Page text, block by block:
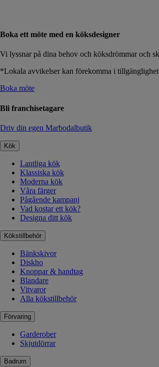
Boka ett möte med en köksdesigner
Vi lyssnar på dina behov och köksdrömmar och
*Lokala avvikelser kan förekomma i
Boka möte
Bli franchisetagare
Driv din egen Marbodalbutik
Kök
Lantliga kök
Klassiska kök
Moderna kök
Våra färger
Pågående kampanj
Vad kostar ett kök?
Designa ditt kök
Kökstillbehör
Bänkskivor
Diskho
Knoppar & handtag
Blandare
Vitvaror
Alla kökstillbehör
Förvaring
Garderober
Skjutdörrar
Badrum